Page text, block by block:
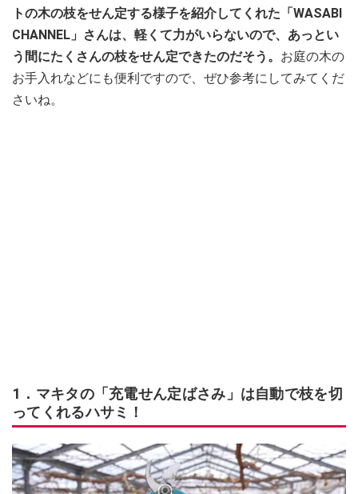
トの木の枝をせん定する様子を紹介してくれた「WASABI
CHANNEL」さんは、軽くて力がいらないので、あっとい
う間にたくさんの枝をせん定できたのだそう。 お庭の木の
お手入れなどにも便利ですので、ぜひ参考にしてみてくだ
さいね。
1．マキタの「充電せん定ばさみ」は自動で枝を切
ってくれるハサミ！